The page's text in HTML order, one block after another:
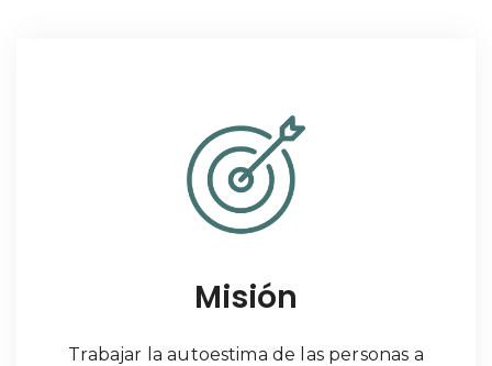
Misión
Trabajar la autoestima de las personas a